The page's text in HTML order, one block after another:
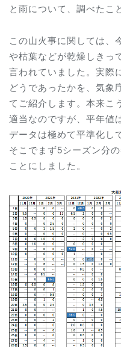
と雨について、調べたこ
この山火事に関しては、
や枯葉などが乾燥しきっ
言われていました。実際
どうであったかを、気象
てご紹介します。本来こ
適当なのですが、平年値
データは極めて平準化し
そこでまず5シーズン分
ことにしました。